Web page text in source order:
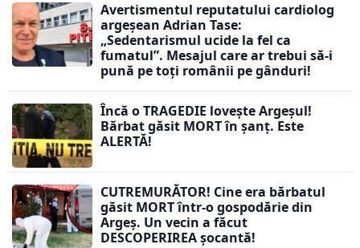
Avertismentul reputatului cardiolog
argeșean Adrian Tase:
„Sedentarismul ucide la fel ca
fumatul”. Mesajul care ar trebui să-i
pună pe toți românii pe gânduri!
Încă o TRAGEDIE lovește Argeșul!
Bărbat găsit MORT în șanț. Este
ALERTĂ!
CUTREMURĂTOR! Cine era bărbatul
găsit MORT într-o gospodărie din
Argeș. Un vecin a făcut
DESCOPERIREA șocantă!